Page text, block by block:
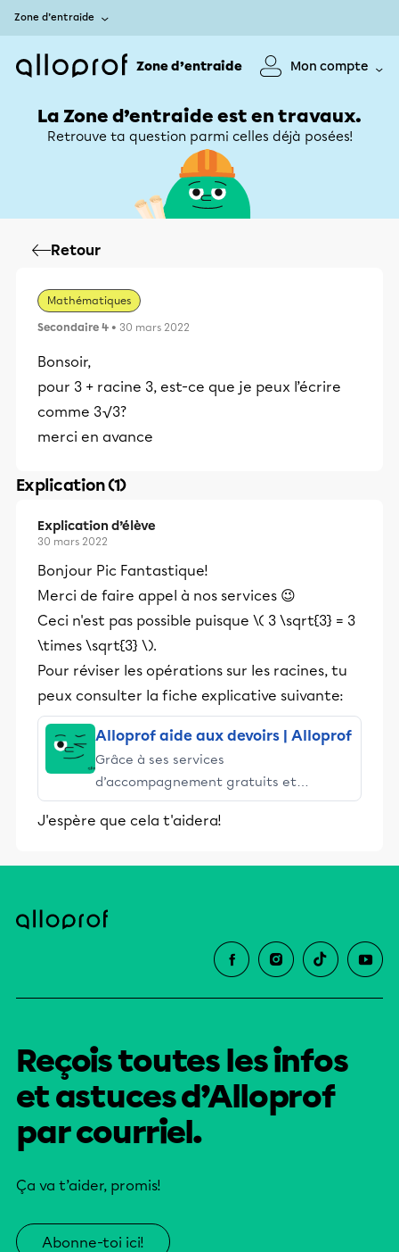
Zone d’entraide
Zone d’entraide Mon compte
La Zone d’entraide est en travaux.
Retrouve ta question parmi celles déjà posées!
Retour
Mathématiques
Secondaire 4 • 30 mars 2022
Bonsoir,
pour 3 + racine 3, est-ce que je peux l’écrire
comme 3√3?
merci en avance
Explication (1)
Explication d’élève
30 mars 2022
Bonjour Pic Fantastique!
Merci de faire appel à nos services 😉
Ceci n'est pas possible puisque \( 3 \sqrt{3} = 3
\times \sqrt{3} \).
Pour réviser les opérations sur les racines, tu
peux consulter la fiche explicative suivante:
Alloprof aide aux devoirs | Alloprof
Grâce à ses services
d’accompagnement gratuits et
stimulants, Alloprof engage les élèves
et leurs parents dans la réussite
J'espère que cela t'aidera!
Reçois toutes les infos
et astuces d’Alloprof
par courriel.
Ça va t’aider, promis!
Abonne-toi ici!